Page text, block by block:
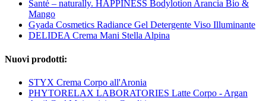
Santé – naturally. HAPPINESS Bodylotion Arancia Bio &
Mango
Gyada Cosmetics Radiance Gel Detergente Viso Illuminante
DELIDEA Crema Mani Stella Alpina
Nuovi prodotti:
STYX Crema Corpo all'Aronia
PHYTORELAX LABORATORIES Latte Corpo - Argan